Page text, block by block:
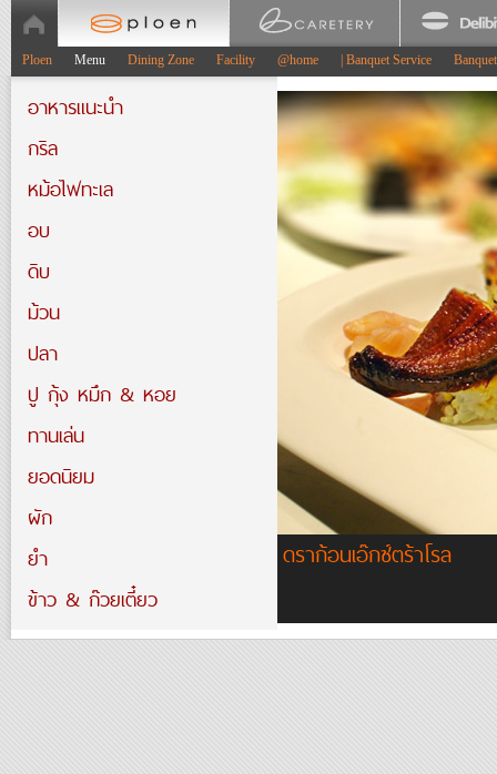
Ploen Menu Dining Zone Facility @home | Banquet Service
อาหารแนะนำ
กริล
หม้อไฟทะเล
อบ
ดิบ
ม้วน
ปลา
ปู กุ้ง หมึก & หอย
ทานเล่น
ยอดนิยม
ผัก
ยำ
ข้าว & ก๊วยเตี๋ยว
ซุ๊ป
ดราก้อนเอ๊กซ์ตร้าโรล